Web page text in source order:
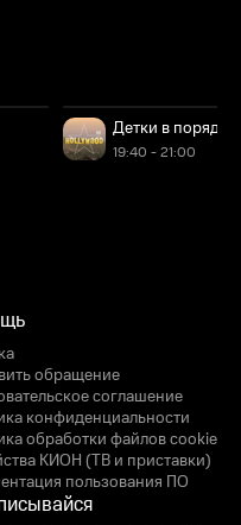
Детки в порядке
19:40 - 21:00
обращение
соглашение
конфиденциальности
обработки файлов cookie
КИОН (ТВ и приставки)
пользования ПО